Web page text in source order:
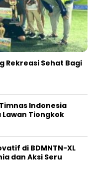
Rekreasi Sehat Bagi
Indonesia
Tiongkok
di BDMNTN-XL
dan Aksi Seru